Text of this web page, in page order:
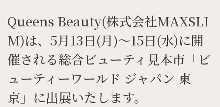
Queens Beauty(株式会社MAXSLI
M)は、5月13日(月)～15日(水)に開
催される総合ビューティ見本市「ビ
ューティーワールド ジャパン 東
京」に出展いたします。